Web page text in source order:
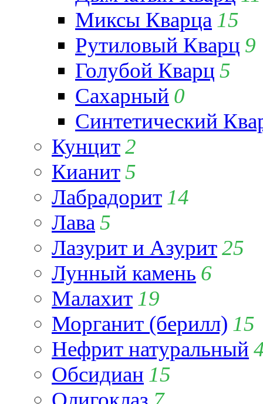
Миксы Кварца 15
Рутиловый Кварц 9
Голубой Кварц 5
Сахарный 0
Синтетический
Кунцит2
Кианит5
Лабрадорит 14
Лава 5
Лазурит и Азурит25
Лунный камень 6
Малахит 19
Морганит (берилл) 15
Нефрит натуральный
Обсидиан 15